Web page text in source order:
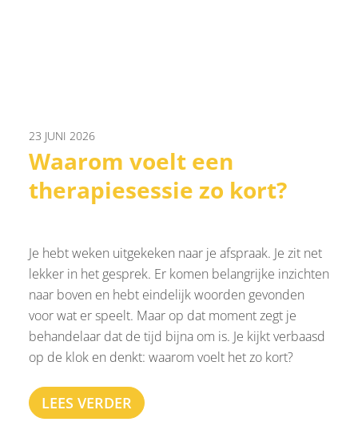
23 JUNI 2026
Waarom voelt een
therapiesessie zo kort?
Je hebt weken uitgekeken naar je afspraak. Je zit net
lekker in het gesprek. Er komen belangrijke inzichten
naar boven en hebt eindelijk woorden gevonden
voor wat er speelt. Maar op dat moment zegt je
behandelaar dat de tijd bijna om is. Je kijkt verbaasd
op de klok en denkt: waarom voelt het zo kort?
LEES VERDER